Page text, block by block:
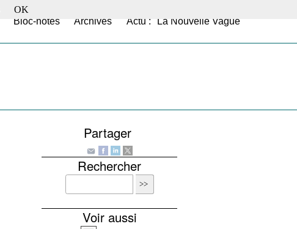
Bloc-notes Archives
Actu : "La Nouvelle Vague"
Partager
Rechercher
Voir aussi
OK